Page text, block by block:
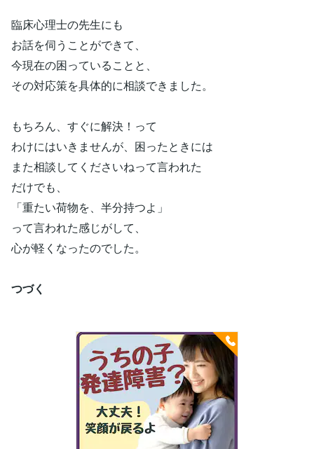
臨床心理士の先生にも
お話を伺うことができて、
今現在の困っていることと、
その対応策を具体的に相談できました。
もちろん、すぐに解決！って
わけにはいきませんが、困ったときには
また相談してくださいねって言われた
だけでも、
「重たい荷物を、半分持つよ」
って言われた感じがして、
心が軽くなったのでした。
つづく